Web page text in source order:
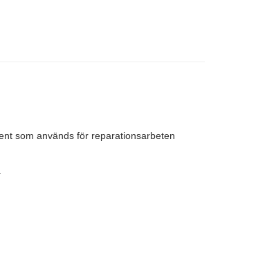
som används för reparationsarbeten